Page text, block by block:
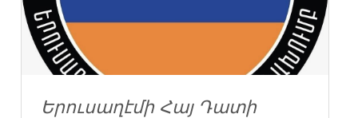
Երուսաղէմի Հայ Դատի